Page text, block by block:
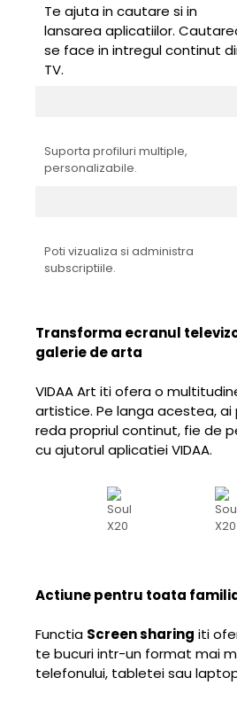
Te ajuta in cautare si in
lansarea aplicatiilor.
se face in intregul continut
TV.
Suporta profiluri multiple,
personalizabile.
Poti vizualiza si administra
subscriptiile.
Transforma ecranul
galerie de arta
VIDAA Art iti ofera o
artistice. Pe langa acestea,
reda propriul continut, fie de
cu ajutorul aplicatiei VIDAA.
Actiune pentru toata
Functia Screen sharing iti
te bucuri intr-un format mai
telefonului, tabletei sau